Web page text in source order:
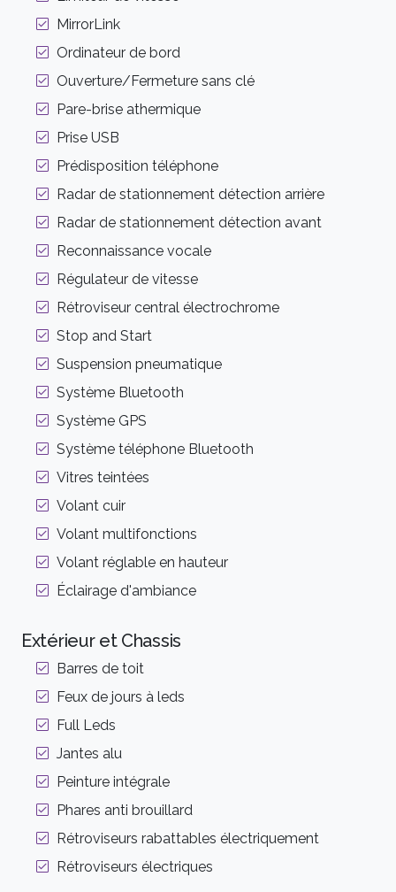
MirrorLink
Ordinateur de bord
Ouverture/Fermeture sans clé
Pare-brise athermique
Prise USB
Prédisposition téléphone
Radar de stationnement détection arrière
Radar de stationnement détection avant
Reconnaissance vocale
Régulateur de vitesse
Rétroviseur central électrochrome
Stop and Start
Suspension pneumatique
Système Bluetooth
Système GPS
Système téléphone Bluetooth
Vitres teintées
Volant cuir
Volant multifonctions
Volant réglable en hauteur
Éclairage d'ambiance
Extérieur et Chassis
Barres de toit
Feux de jours à leds
Full Leds
Jantes alu
Peinture intégrale
Phares anti brouillard
Rétroviseurs rabattables électriquement
Rétroviseurs électriques